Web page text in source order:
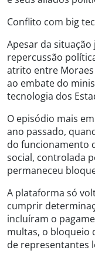
Conflito com big
Apesar da
repercussão
atrito entre
ao embate do
tecnologia dos
O episódio mais
ano passado,
do funcionamento
social, controlada
permaneceu
A plataforma só
cumprir
incluíram o
multas, o bloqueio
de representantes